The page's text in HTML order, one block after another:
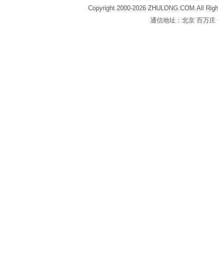
Copyright 2000-2026 ZHULONG.COM.All
通信地址：北京 百万